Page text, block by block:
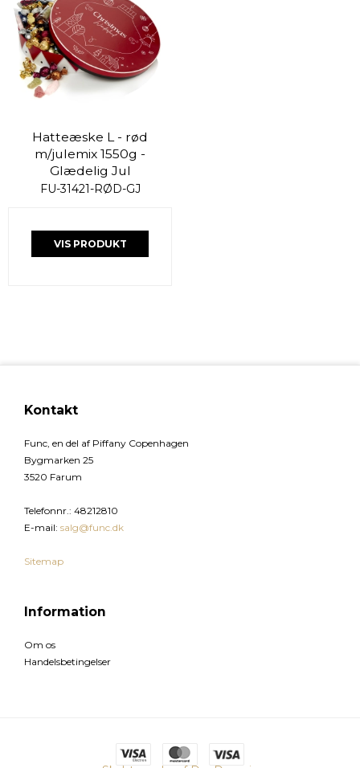
Hatteæske L - rød
m/julemix 1550g -
Glædelig Jul
FU-31421-RØD-GJ
VIS PRODUKT
Kontakt
Func, en del af Piffany Copenhagen
Bygmarken 25
3520 Farum
Telefonnr. : 48212810
E-mail: salg@func.dk
Sitemap
Information
Om os
Handelsbetingelser